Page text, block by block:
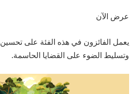
عرض الآن
يعمل الفائزون في هذه الفئة على
وتسليط الضوء على القضايا الحاسمة.